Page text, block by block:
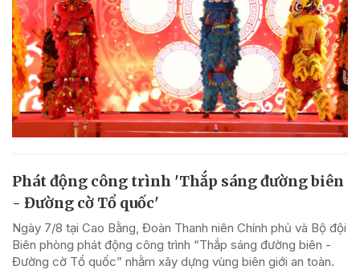
Phát động công trình 'Thắp sáng đường biên
- Đường cờ Tổ quốc'
Ngày 7/8 tại Cao Bằng, Đoàn Thanh niên Chính phủ và Bộ đội
Biên phòng phát động công trình “Thắp sáng đường biên -
Đường cờ Tổ quốc” nhằm xây dựng vùng biên giới an toàn.